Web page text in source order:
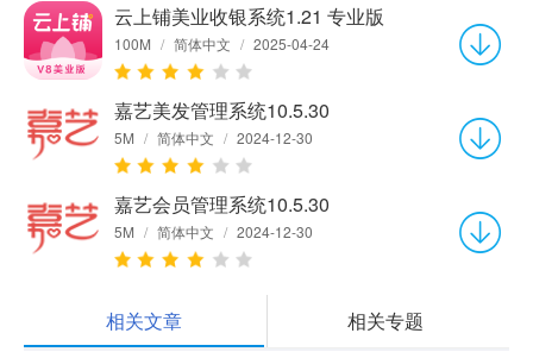
云上铺美业收银系统1.21 专业版
100M / 简体中文 / 2025-04-24
嘉艺美发管理系统10.5.30
5M / 简体中文 / 2024-12-30
嘉艺会员管理系统10.5.30
5M / 简体中文 / 2024-12-30
相关文章 相关专题